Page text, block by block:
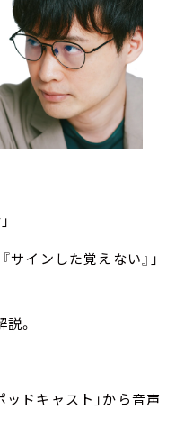
サインした覚えない』」
。
ドキャスト」から音声